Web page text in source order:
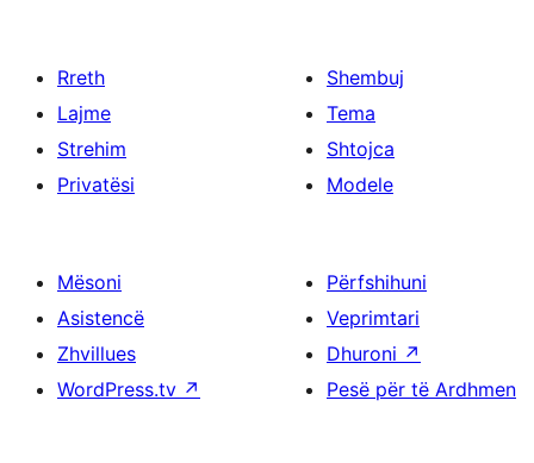
Rreth
Lajme
Strehim
Privatësi
Shembuj
Tema
Shtojca
Modele
Mësoni
Asistencë
Zhvillues
WordPress.tv ↗
Përfshihuni
Veprimtari
Dhuroni ↗
Pesë për të Ardhmen